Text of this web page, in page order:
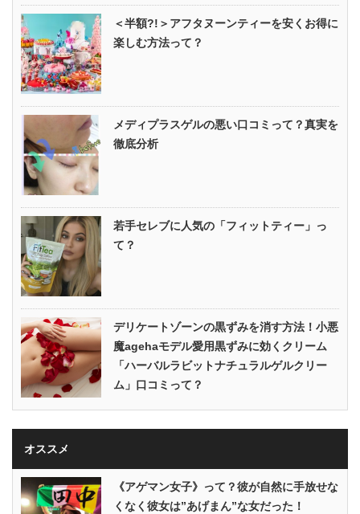
＜半額?!＞アフタヌーンティーを安くお得に
楽しむ方法って？
メディプラスゲルの悪い口コミって？真実を
徹底分析
若手セレブに人気の「フィットティー」っ
て？
デリケートゾーンの黒ずみを消す方法！小悪
魔agehaモデル愛用黒ずみに効くクリーム
「ハーバルラビットナチュラルゲルクリー
ム」口コミって？
オススメ
《アゲマン女子》って？彼が自然に手放せな
くなく彼女は”あげまん”な女だった！